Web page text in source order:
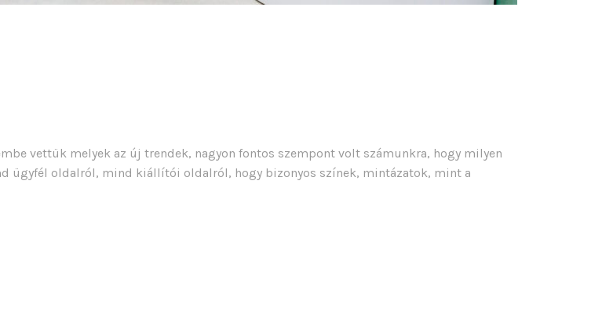
vettük melyek az új trendek, nagyon fontos szempont volt számunkra, hogy milyen
ügyfél oldalról, mind kiállítói oldalról, hogy bizonyos színek, mintázatok, mint a